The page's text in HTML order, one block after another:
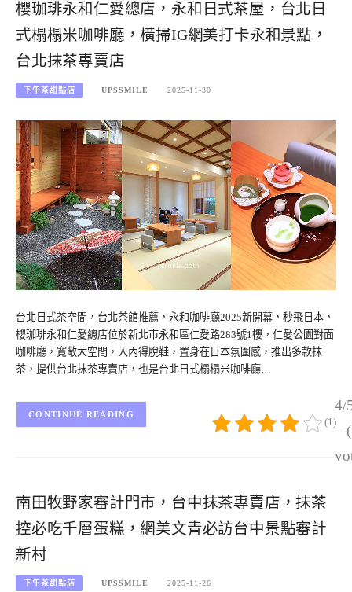
櫻珈琲永和仁愛總店，永和日式茶屋，台北日
式榻榻米咖啡廳，橫掃IG網美打卡永和景點，
台北抹茶專賣店
下午茶甜點店 UPSSMILE 2025-11-30
台北日式茶空間，台北茶館推薦，永和咖啡廳2025新開幕，秒飛日本，
櫻珈琲永和仁愛總店位於新北市永和區仁愛路283號1樓，仁愛公園對面
咖啡廳，寬敞大空間，入內得脫鞋，置身在日本氛圍感，推出多款抹
茶，提供台北抹茶專賣店，也是台北日式榻榻米咖啡廳…
4/
–
(1)
CONTINUE READING
南田牧野家審計門市，台中抹茶專賣店，抹茶
控必吃千層蛋糕，網美文青必訪台中景點審計
新村
下午茶甜點店 UPSSMILE 2025-11-26